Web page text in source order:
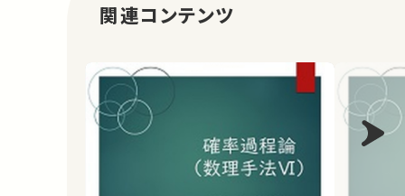
関連コンテンツ